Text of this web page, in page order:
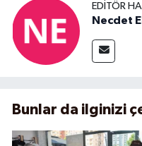
EDITÖR
Necdet
Bunlar da ilginizi